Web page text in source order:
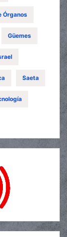
Órganos
Güemes
Saeta